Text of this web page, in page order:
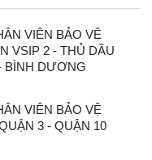
VIÊN BẢO VỆ
VSIP 2 - THỦ DẦU
BÌNH DƯƠNG
VIÊN BẢO VỆ
3 - QUẬN 10